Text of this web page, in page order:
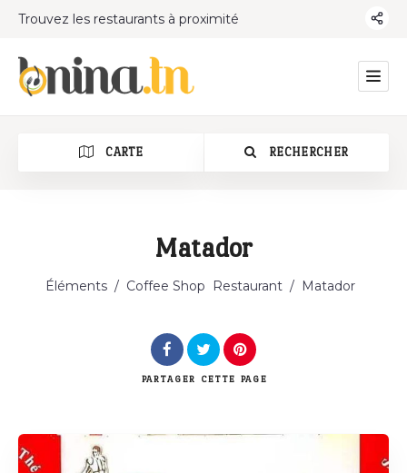
Trouvez les restaurants à proximité
CARTE RECHERCHER
Catégorie
Matador
Éléments / Coffee Shop Restaurant / Matador
PARTAGER CETTE PAGE